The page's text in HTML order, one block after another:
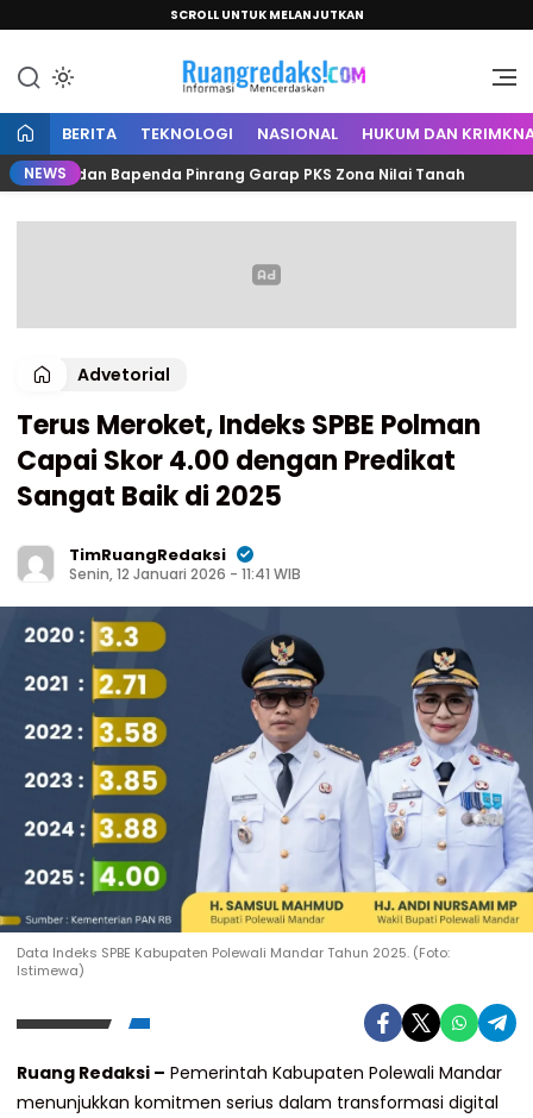
SCROLL UNTUK MELANJUTKAN
Ruang Redaksi
Informasi Mencerdaskan
BERITA TEKNOLOGI NASIONAL HUKUM DAN
NEWS
dan Bapenda Pinrang Garap PKS Zona Nilai Tanah
Advetorial
Terus Meroket, Indeks SPBE Polman
Capai Skor 4.00 dengan Predikat
Sangat Baik di 2025
TimRuangRedaksi
Senin, 12 Januari 2026 - 11:41 WIB
Data Indeks SPBE Kabupaten Polewali Mandar Tahun 2025. (Foto:
Istimewa)
Ruang Redaksi – Pemerintah Kabupaten Polewali Mandar
menunjukkan komitmen serius dalam transformasi digital